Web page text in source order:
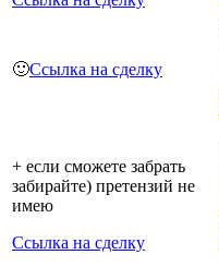
🙂Ссылка на сделку
+ если сможете забрать
забирайте) претензий не
имею
Ссылка на сделку